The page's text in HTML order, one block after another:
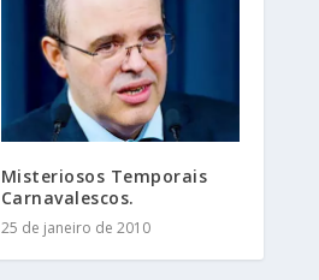
Misteriosos Temporais
Carnavalescos.
25 de janeiro de 2010